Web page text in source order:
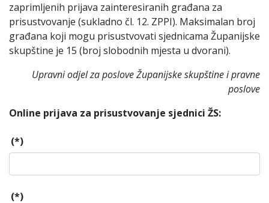
zaprimljenih prijava zainteresiranih građana za
prisustvovanje (sukladno čl. 12. ZPPI). Maksimalan broj
građana koji mogu prisustvovati sjednicama Županijske
skupštine je 15 (broj slobodnih mjesta u dvorani).
Upravni odjel za poslove Županijske skupštine i pravne
poslove
Online prijava za prisustvovanje sjednici ŽS:
(*)
(*)